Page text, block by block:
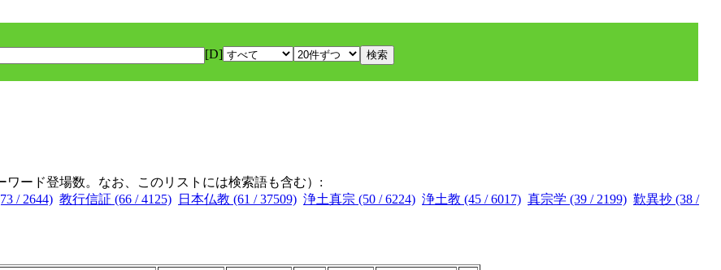
[D]
ード登場数。なお、このリストには検索語も含む）:
/ 2644) 教行信証 (66 / 4125) 日本仏教 (61 / 37509) 浄土真宗 (50 / 6224) 浄土教 (45 / 6017) 真宗学 (39 / 2199) 歎異抄 (38 /